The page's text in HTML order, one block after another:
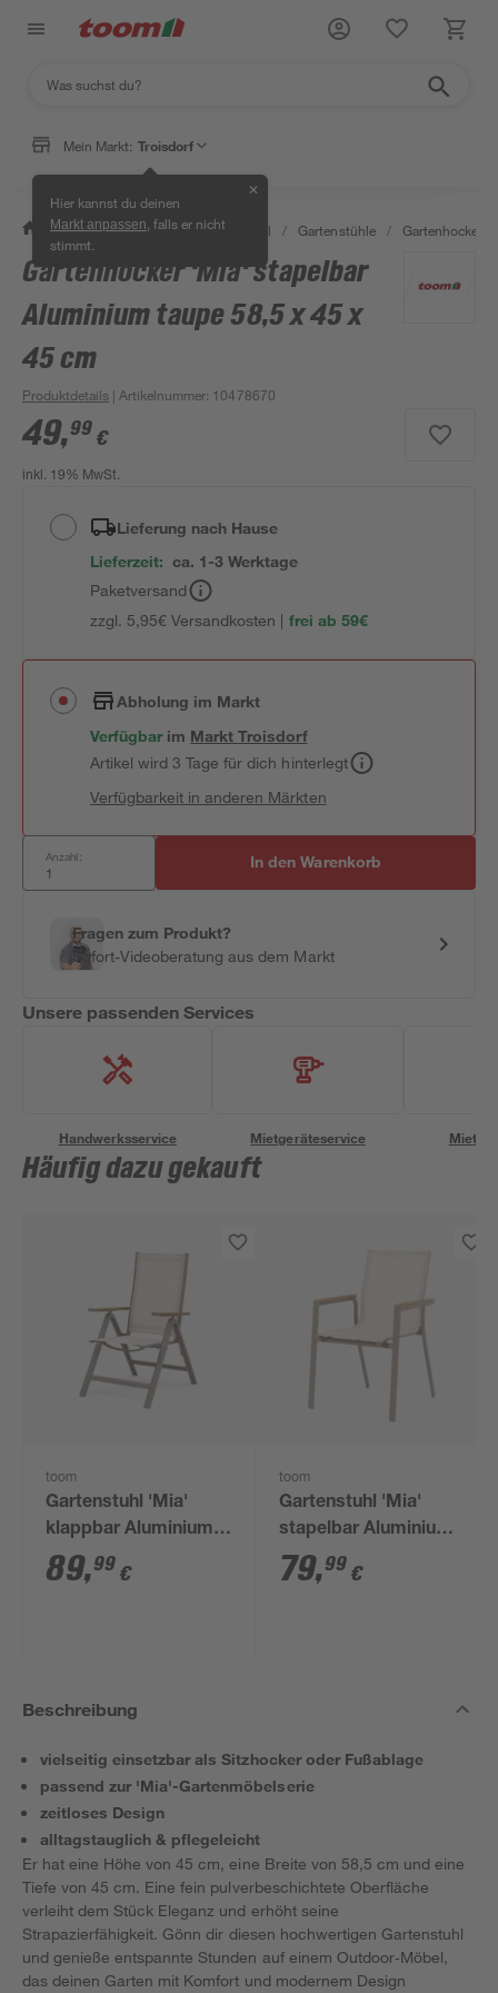
Mein Markt: Troisdorf
Hier kannst du deinen
Markt anpassen , falls er nicht
stimmt.
✕
/ Garten & Freizeit / Gartenmöbel / Gartenstühle / Gartenhocker
Gartenhocker 'Mia' stapelbar
Aluminium taupe 58,5 x 45 x
45 cm
Produktdetails | Artikelnummer: 10478670
49,99 €
inkl. 19% MwSt.
Lieferung nach Hause
Lieferzeit: ca. 1-3 Werktage
Paketversand
zzgl. 5,95€ Versandkosten | frei ab 59€
Abholung im Markt
Verfügbar im MarktTroisdorf
Artikel wird 3 Tage für dich hinterlegt
Verfügbarkeit in anderen Märkten
Anzahl: In den Warenkorb
Fragen zum Produkt?
Sofort-Videoberatung aus dem Markt
Unsere passenden Services
Handwerksservice Mietgeräteservice
Häufig dazu gekauft
toom
Gartenstuhl 'Mia'
klappbar Aluminium
taupe 68 x 112 x 58
cm
89,99 €
toom
Gartenstuhl 'Mia'
stapelbar Aluminium
taupe 59 x 90 x 62 cm
79,99 €
Beschreibung
vielseitig einsetzbar als Sitzhocker oder Fußablage
passend zur 'Mia'-Gartenmöbelserie
zeitloses Design
alltagstauglich & pflegeleicht
Er hat eine Höhe von 45 cm, eine Breite von 58,5 cm und eine
Tiefe von 45 cm. Eine fein pulverbeschichtete Oberfläche
verleiht dem Stück Eleganz und erhöht seine
Strapazierfähigkeit. Gönn dir diesen hochwertigen Gartenstuhl
und genieße entspannte Stunden auf einem Outdoor‑Möbel,
das deinen Garten mit Komfort und modernem Design